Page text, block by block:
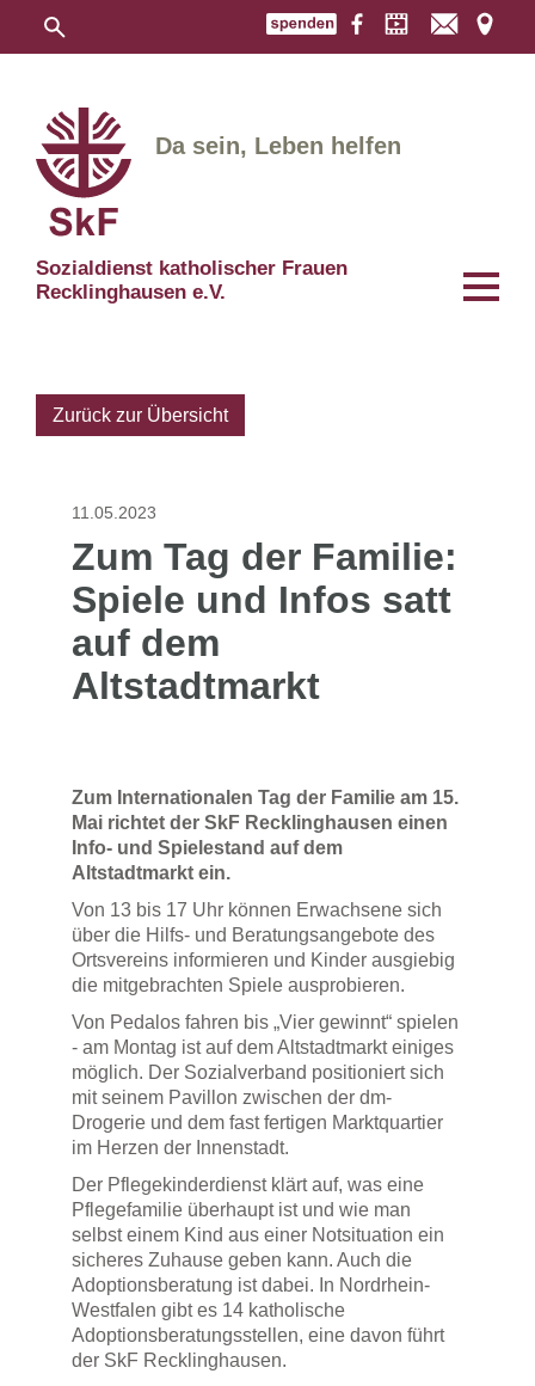
Sozialdienst katholischer Frauen
Recklinghausen e.V.
Da sein, Leben helfen
Zurück zur Übersicht
11.05.2023
Zum Tag der Familie:
Spiele und Infos satt
auf dem
Altstadtmarkt
Zum Internationalen Tag der Familie am 15.
Mai richtet der SkF Recklinghausen einen
Info- und Spielestand auf dem
Altstadtmarkt ein.
Von 13 bis 17 Uhr können Erwachsene sich
über die Hilfs- und Beratungsangebote des
Ortsvereins informieren und Kinder ausgiebig
die mitgebrachten Spiele ausprobieren.
Von Pedalos fahren bis „Vier gewinnt“ spielen
- am Montag ist auf dem Altstadtmarkt einiges
möglich. Der Sozialverband positioniert sich
mit seinem Pavillon zwischen der dm-
Drogerie und dem fast fertigen Marktquartier
im Herzen der Innenstadt.
Der Pflegekinderdienst klärt auf, was eine
Pflegefamilie überhaupt ist und wie man
selbst einem Kind aus einer Notsituation ein
sicheres Zuhause geben kann. Auch die
Adoptionsberatung ist dabei. In Nordrhein-
Westfalen gibt es 14 katholische
Adoptionsberatungsstellen, eine davon führt
der SkF Recklinghausen.